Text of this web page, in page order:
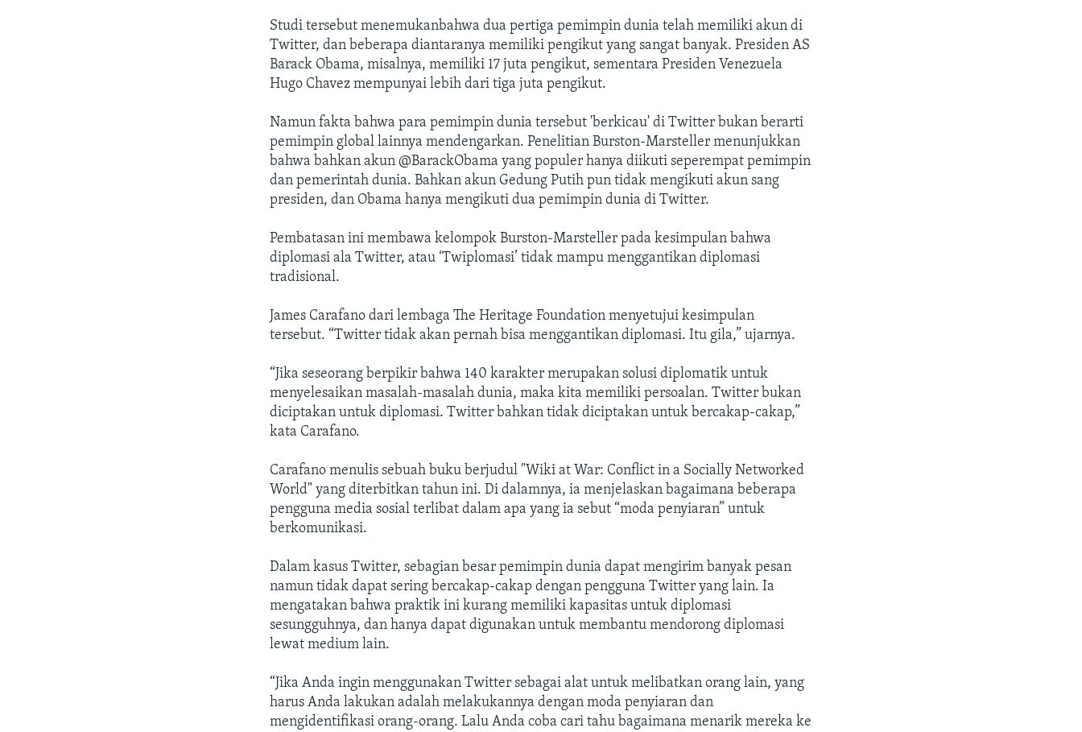
Studi tersebut menemukanbahwa dua pertiga pemimpin dunia telah memiliki akun di
Twitter, dan beberapa diantaranya memiliki pengikut yang sangat banyak. Presiden AS
Barack Obama, misalnya, memiliki 17 juta pengikut, sementara Presiden Venezuela
Hugo Chavez mempunyai lebih dari tiga juta pengikut.
Namun fakta bahwa para pemimpin dunia tersebut 'berkicau' di Twitter bukan berarti
pemimpin global lainnya mendengarkan. Penelitian Burston-Marsteller menunjukkan
bahwa bahkan akun @BarackObama yang populer hanya diikuti seperempat pemimpin
dan pemerintah dunia. Bahkan akun Gedung Putih pun tidak mengikuti akun sang
presiden, dan Obama hanya mengikuti dua pemimpin dunia di Twitter.
Pembatasan ini membawa kelompok Burston-Marsteller pada kesimpulan bahwa
diplomasi ala Twitter, atau ‘Twiplomasi’ tidak mampu menggantikan diplomasi
tradisional.
James Carafano dari lembaga The Heritage Foundation menyetujui kesimpulan
tersebut. “Twitter tidak akan pernah bisa menggantikan diplomasi. Itu gila,” ujarnya.
“Jika seseorang berpikir bahwa 140 karakter merupakan solusi diplomatik untuk
menyelesaikan masalah-masalah dunia, maka kita memiliki persoalan. Twitter bukan
diciptakan untuk diplomasi. Twitter bahkan tidak diciptakan untuk bercakap-cakap,”
kata Carafano.
Carafano menulis sebuah buku berjudul "Wiki at War: Conflict in a Socially Networked
World" yang diterbitkan tahun ini. Di dalamnya, ia menjelaskan bagaimana beberapa
pengguna media sosial terlibat dalam apa yang ia sebut “moda penyiaran” untuk
berkomunikasi.
Dalam kasus Twitter, sebagian besar pemimpin dunia dapat mengirim banyak pesan
namun tidak dapat sering bercakap-cakap dengan pengguna Twitter yang lain. Ia
mengatakan bahwa praktik ini kurang memiliki kapasitas untuk diplomasi
sesungguhnya, dan hanya dapat digunakan untuk membantu mendorong diplomasi
lewat medium lain.
“Jika Anda ingin menggunakan Twitter sebagai alat untuk melibatkan orang lain, yang
harus Anda lakukan adalah melakukannya dengan moda penyiaran dan
mengidentifikasi orang-orang. Lalu Anda coba cari tahu bagaimana menarik mereka ke